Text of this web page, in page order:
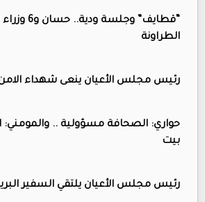
“قطايف”
الطراونة
رئيس مجلس الأعيان ينعى شهداء الامن
حواري: الصحافة مسؤولية ..
بيت
رئيس مجلس الأعيان يلتقي السفير